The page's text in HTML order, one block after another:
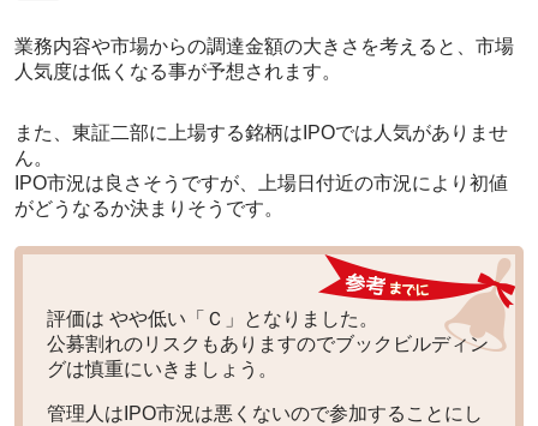
業務内容や市場からの調達金額の大きさを考えると、 市場
人気度は低くなる事が予想されます。
また、 東証二部に上場する銘柄はIPOでは人気がありませ
ん。
IPO市況は良さそうですが、上場日付近の市況により初値
がどうなるか決まりそうです。
評価は やや低い「Ｃ」
となりました。
公募割れのリスクもありますのでブックビルディン
グは慎重にいきましょう。
管理人はIPO市況は悪くないので参加することにし